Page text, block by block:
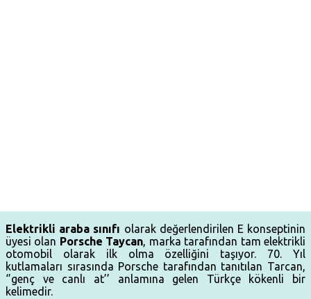
Elektrikli araba sınıfı olarak değerlendirilen E konseptinin
üyesi olan Porsche Taycan, marka tarafından tam elektrikli
otomobil olarak ilk olma özelliğini taşıyor. 70. Yıl
kutlamaları sırasında Porsche tarafından tanıtılan Tarcan,
‘’genç ve canlı at’’ anlamına gelen Türkçe kökenli bir
kelimedir.